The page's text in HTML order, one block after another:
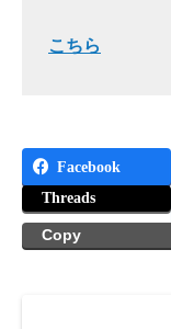
こちら
Facebook
Threads
Copy